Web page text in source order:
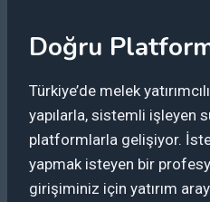
Doğru
Türkiye’de melek
yapılarla, sistemli işleyen
platformlarla gelişiyor.
yapmak isteyen bir
girişiminiz için yatırım